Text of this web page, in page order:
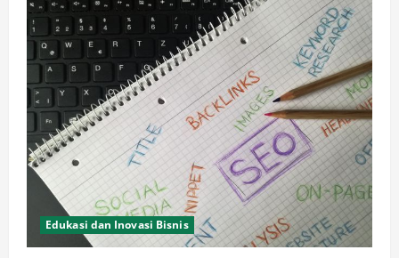
Edukasi dan Inovasi Bisnis